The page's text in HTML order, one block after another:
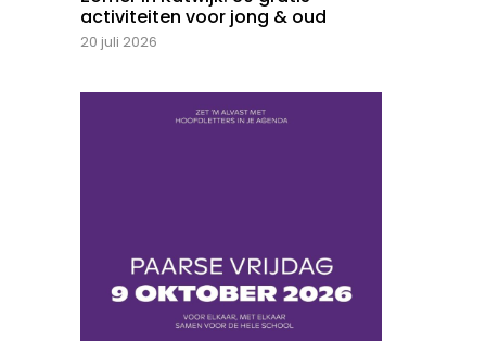
activiteiten voor jong & oud
20 juli 2026